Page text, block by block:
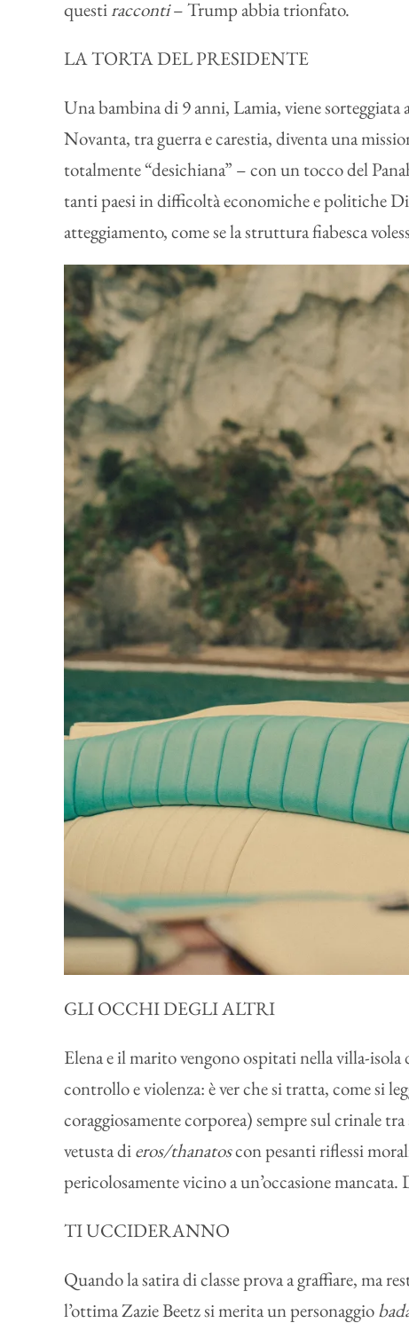
questiracconti– Trump abbia trionfato.
LA TORTA DEL PRESIDENTE
Una bambina di 9 anni, Lamia, viene
Novanta, tra guerra e carestia, diventa una
totalmente “desichiana” – con un tocco del
tanti paesi in difficoltà economiche e politiche
atteggiamento, come se la struttura fiabesca
GLI OCCHI DEGLI ALTRI
Elena e il marito vengono ospitati nella villa-
controllo e violenza: è ver che si tratta, come si
coraggiosamente corporea) sempre sul crinale
vetusta dieros/thanatoscon pesanti riflessi
pericolosamente vicino a un’occasione
TI UCCIDERANNO
Quando la satira di classe prova a graffiare, ma
l’ottima Zazie Beetz si merita un personaggio